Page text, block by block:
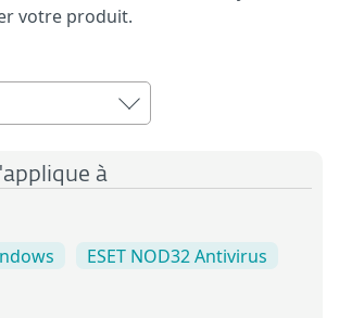
votre produit.
à
ESET NOD32 Antivirus